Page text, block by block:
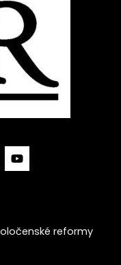
reformy